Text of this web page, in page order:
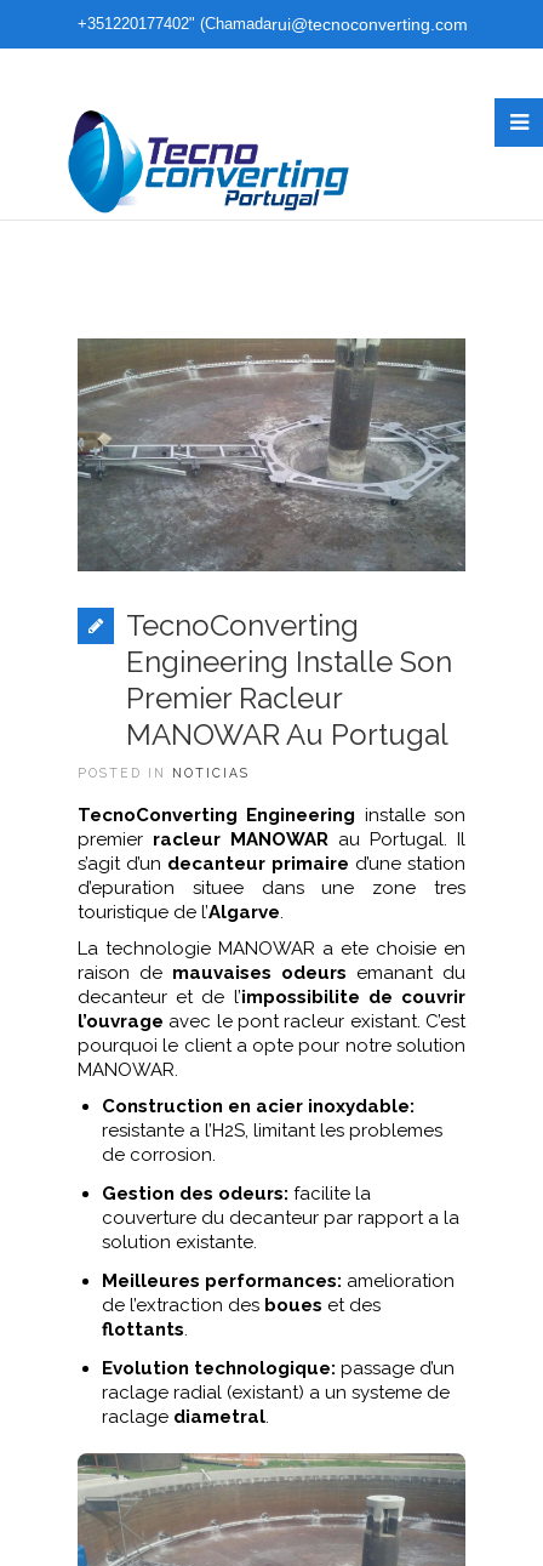
+351220177402" (Chamadarui@tecnoconverting.com
TecnoConverting
Engineering Installe Son
Premier Racleur
MANOWAR Au Portugal
POSTED IN NOTICIAS
TecnoConverting Engineering installe son
premier racleur MANOWAR au Portugal. Il
s’agit d’un decanteur primaire d’une station
d’epuration situee dans une zone tres
touristique de l’Algarve.
La technologie MANOWAR a ete choisie en
raison de mauvaises odeurs emanant du
decanteur et de l’impossibilite de couvrir
l’ouvrage avec le pont racleur existant. C’est
pourquoi le client a opte pour notre solution
MANOWAR.
Construction en acier inoxydable:
resistante a l’H2S, limitant les problemes
de corrosion.
Gestion des odeurs: facilite la
couverture du decanteur par rapport a la
solution existante.
Meilleures performances: amelioration
de l’extraction des boues et des
flottants.
Evolution technologique: passage d’un
raclage radial (existant) a un systeme de
raclage diametral.